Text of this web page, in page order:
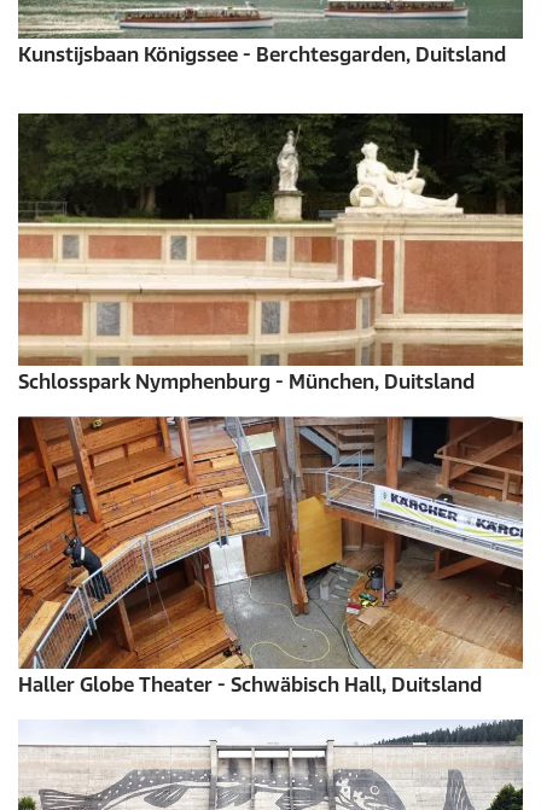
Kunstijsbaan Königssee - Berchtesgarden, Duitsland
Schlosspark Nymphenburg - München, Duitsland
Haller Globe Theater - Schwäbisch Hall, Duitsland